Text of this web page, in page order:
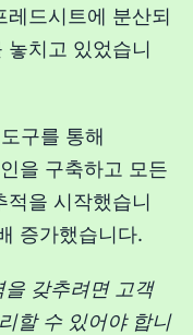
드시트에 분산되
치고 있었습니
구를 통해
을 구축하고 모든
을 시작했습니
증가했습니다.
을 갖추려면 고객
할 수 있어야 합니